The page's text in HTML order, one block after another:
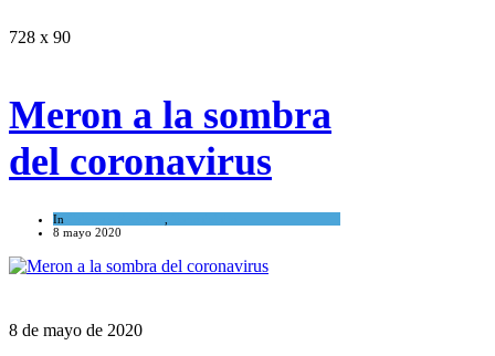
728 x 90
Meron a la sombra
del coronavirus
In
8 mayo 2020
8 de mayo de 2020